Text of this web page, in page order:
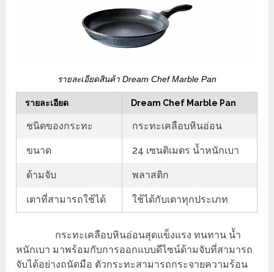
รายละเอียดสินค้า Dream Chef Marble Pan
รายละเอียด Dream Chef Marble Pan
ชนิดของกระทะ กระทะเคลือบหินอ่อน
ขนาด 24 เซนติเมตร น้ำหนักเบา
ด้ามจับ พลาสติก
เตาที่สามารถใช้ได้ ใช้ได้กับเตาทุกประเภท
กระทะเคลือบหินอ่อนสุดแข็งแรง ทนทาน น้ำ
หนักเบา มาพร้อมกับการออกแบบดีไซน์ด้ามจับที่สามารถ
จับได้อย่างถนัดมือ ตัวกระทะสามารถกระจายความร้อน